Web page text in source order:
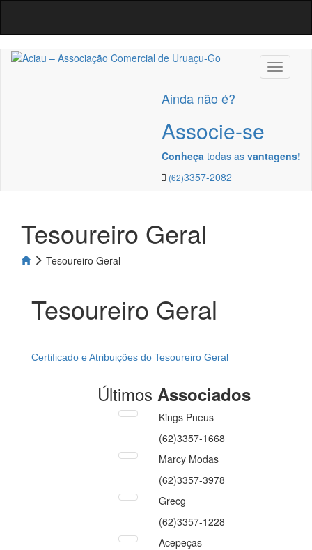
Ainda não é?
Associe-se
Conheça todas as vantagens!
(62)3357-2082
Tesoureiro Geral
Tesoureiro Geral
Tesoureiro Geral
Certificado e Atribuições do Tesoureiro Geral
Últimos Associados
Kings Pneus
(62)3357-1668
Marcy Modas
(62)3357-3978
Grecg
(62)3357-1228
Acepeças